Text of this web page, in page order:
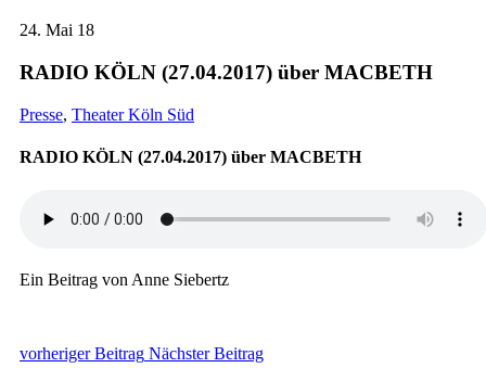
24. Mai 18
RADIO KÖLN (27.04.2017) über MACBETH
Presse, Theater Köln Süd
RADIO KÖLN (27.04.2017) über MACBETH
Ein Beitrag von Anne Siebertz
vorheriger Beitrag Nächster Beitrag